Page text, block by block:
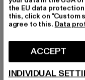
PEQUS
EUR 17,09
Derzeitiger Preis: EUR
EUR 29,99
the EU data
this, click on "Custom
agree to this. Data
ACCEPT
INDIVIDUAL